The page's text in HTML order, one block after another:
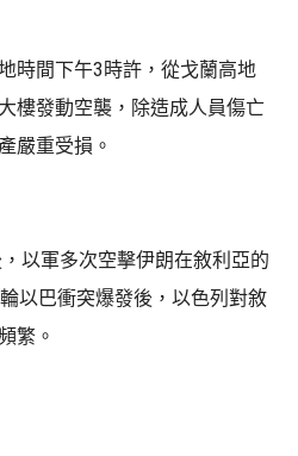
時間下午3時許，從戈蘭高地
樓發動空襲，除造成人員傷亡
嚴重受損。
以軍多次空擊伊朗在敘利亞的
以巴衝突爆發後，以色列對敘
繁。